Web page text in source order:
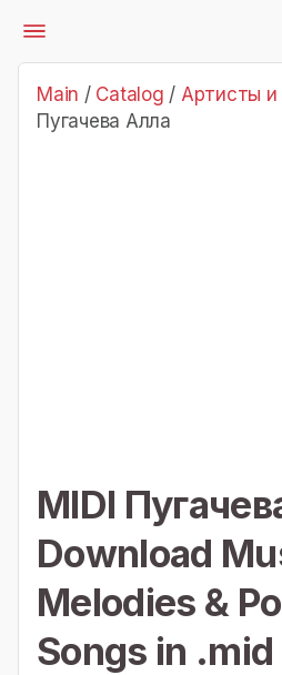
Catalog
Артисты и группы «Пп» (Ru)
Пугачева Алла
Main / Catalog / Артисты и
Пугачева Алла
MIDI
Download
Melodies &
Songs in .mid